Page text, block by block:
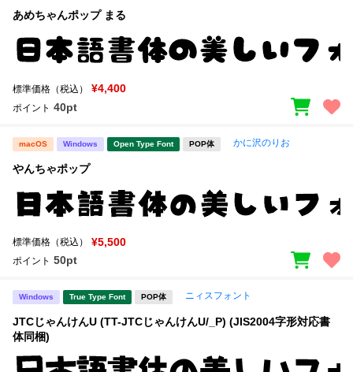
あめちゃんポップ まる
標準価格（税込） ¥4,400
ポイント 40pt
macOS Windows Open Type Font POP体 かに沢のりお
やんちゃポップ
標準価格（税込） ¥5,500
ポイント 50pt
Windows True Type Font POP体 ニィスフォント
JTCじゃんけんU (TT-JTCじゃんけんU/_P) (JIS2004字形対応書
体同梱)